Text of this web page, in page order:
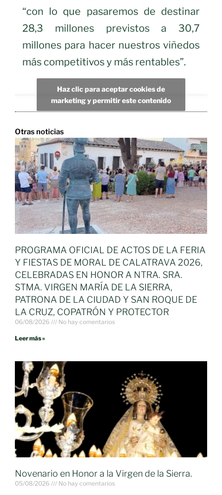
“con lo que pasaremos de destinar
28,3 millones previstos a 30,7
millones para hacer nuestros viñedos
más competitivos y más rentables”.
Haz clic para aceptar cookies de
marketing y permitir este contenido
Otras noticias
PROGRAMA OFICIAL DE ACTOS DE LA FERIA
Y FIESTAS DE MORAL DE CALATRAVA 2026,
CELEBRADAS EN HONOR A NTRA. SRA.
STMA. VIRGEN MARÍA DE LA SIERRA,
PATRONA DE LA CIUDAD Y SAN ROQUE DE
LA CRUZ, COPATRÓN Y PROTECTOR
06/08/2026 No hay comentarios
Leer más »
Novenario en Honor a la Virgen de la Sierra.
05/08/2026 No hay comentarios